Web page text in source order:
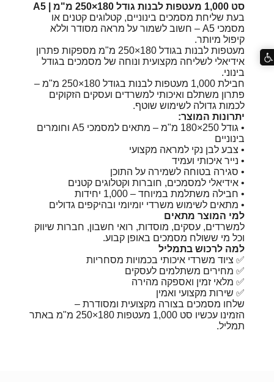
סט 1,000 מעטפות לבנות גודל 180×250 מ"מ | A5
בעת שליחת מסמכים בינוניים, קטלוגים קטנים או
מסמכי A5 – חשוב לשמור על מראה מסודר וללא
קיפול מיותר.
מעטפות לבנות בגודל 180×250 מ"מ מספקות פתרון
אידיאלי לשליחה מקצועית ונוחה של מסמכים בגודל
בינוני.
חבילת 1,000 מעטפות לבנות בגודל 180×250 מ"מ –
פתרון משתלם ואיכותי למשרדים ועסקים הזקוקים
לכמות גדולה לשימוש שוטף.
יתרונות המוצר:
• גודל ‎180×250 מ"מ‎ – מתאים למסמכי A5 וחומרים
בינוניים
• צבע לבן נקי למראה מקצועי
• נייר איכותי ועמיד
• סגירה בטוחה לשמירה על התוכן
• אידיאלי למסמכים, חוברות וקטלוגים קטנים
• חבילה משתלמת במיוחד – 1,000 יחידות
• מתאים לשימוש משרדי יומיומי ובהיקפים גדולים
למי המוצר מתאים
למשרדים, עסקים, מוסדות, רואי חשבון, חברות שיווק
וכל מי ששולח מסמכים באופן קבוע.
למה לרכוש בתמליל
✅ ציוד משרדי איכותי בכמויות מסחריות
✅ מחירים משתלמים לעסקים
✅ מלאי זמין ואספקה מהירה
✅ שירות מקצועי ואמין
שלחו מסמכים בצורה מקצועית ומסודרת –
הזמינו עכשיו סט 1,000 מעטפות 180×250 מ"מ באתר
תמליל.